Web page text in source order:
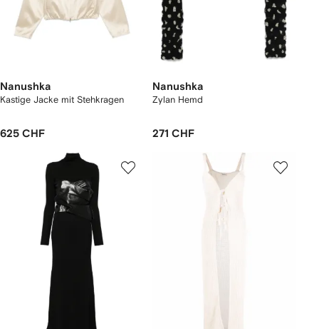
Nanushka
Kastige Jacke mit Stehkragen
625 CHF
Nanushka
Zylan Hemd
271 CHF